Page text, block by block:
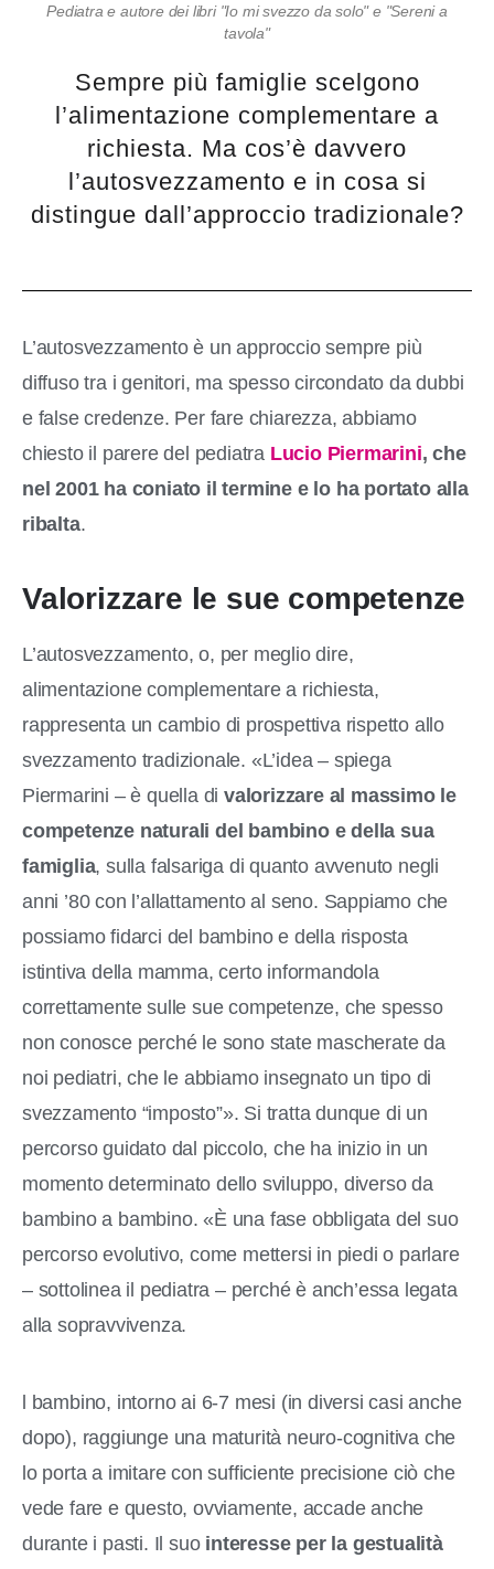
Pediatra e autore dei libri "Io mi svezzo da solo" e "Sereni a
tavola"
Sempre più famiglie scelgono
l’alimentazione complementare a
richiesta. Ma cos’è davvero
l’autosvezzamento e in cosa si
distingue dall’approccio tradizionale?
L’autosvezzamento è un approccio sempre più
diffuso tra i genitori, ma spesso circondato da dubbi
e false credenze. Per fare chiarezza, abbiamo
chiesto il parere del pediatra Lucio Piermarini, che
nel 2001 ha coniato il termine e lo ha portato alla
ribalta.
Valorizzare le sue competenze
L’autosvezzamento, o, per meglio dire,
alimentazione complementare a richiesta,
rappresenta un cambio di prospettiva rispetto allo
svezzamento tradizionale. «L’idea – spiega
Piermarini – è quella divalorizzare al massimo le
competenze naturali del bambino e della sua
famiglia, sulla falsariga di quanto avvenuto negli
anni ’80 con l’allattamento al seno. Sappiamo che
possiamo fidarci del bambino e della risposta
istintiva della mamma, certo informandola
correttamente sulle sue competenze, che spesso
non conosce perché le sono state mascherate da
noi pediatri, che le abbiamo insegnato un tipo di
svezzamento “imposto”». Si tratta dunque di un
percorso guidato dal piccolo, che ha inizio in un
momento determinato dello sviluppo, diverso da
bambino a bambino. «È una fase obbligata del suo
percorso evolutivo, come mettersi in piedi o parlare
– sottolinea il pediatra – perché è anch’essa legata
alla sopravvivenza.
l bambino, intorno ai 6-7 mesi (in diversi casi anche
dopo), raggiunge una maturità neuro-cognitiva che
lo porta a imitare con sufficiente precisione ciò che
vede fare e questo, ovviamente, accade anche
durante i pasti. Il suo interesse per la gestualità